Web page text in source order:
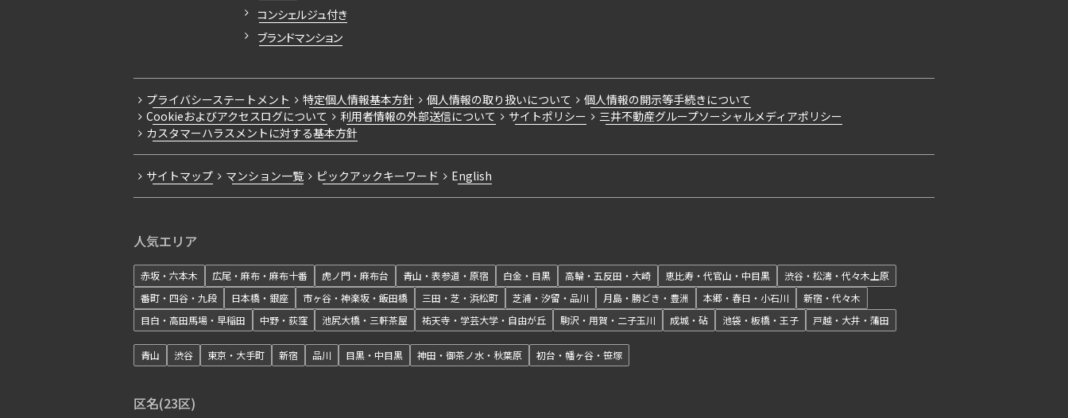
コンシェルジュ付き
ブランドマンション
プライバシーステートメント 特定個人情報基本方針 個人情報の取り扱いについて
個人情報の開示等手続きについて
Cookieおよびアクセスログについて
利用者情報の外部送信について サイトポリシー
三井不動産グループソーシャルメディアポリシー
カスタマーハラスメントに対する基本方針
サイトマップ マンション一覧 ピックアックキーワード English
人気エリア
赤坂・六本木 広尾・麻布・麻布十番 虎ノ門・麻布台 青山・表参道・原宿 白金・目黒 高輪・五反田・大崎 恵比寿・代官山・中目黒
渋谷・松濤・代々木上原
番町・四谷・九段
日本橋・銀座 市ヶ谷・神楽坂・飯田橋 三田・芝・浜松町 芝浦・汐留・品川 月島・勝どき・豊洲 本郷・春日・小石川
新宿・代々木
目白・高田馬場・早稲田
中野・荻窪 池尻大橋・三軒茶屋 祐天寺・学芸大学・自由が丘 駒沢・用賀・二子玉川 成城・砧 池袋・板橋・王子 戸越・大井・蒲田
青山 渋谷 東京・大手町 新宿 品川 目黒・中目黒 神田・御茶ノ水・秋葉原 初台・幡ヶ谷・笹塚
区名(23区)